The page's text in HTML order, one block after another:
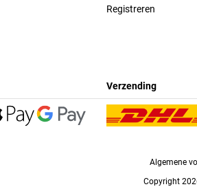
Registreren
Verzending
Algemene
Copyright